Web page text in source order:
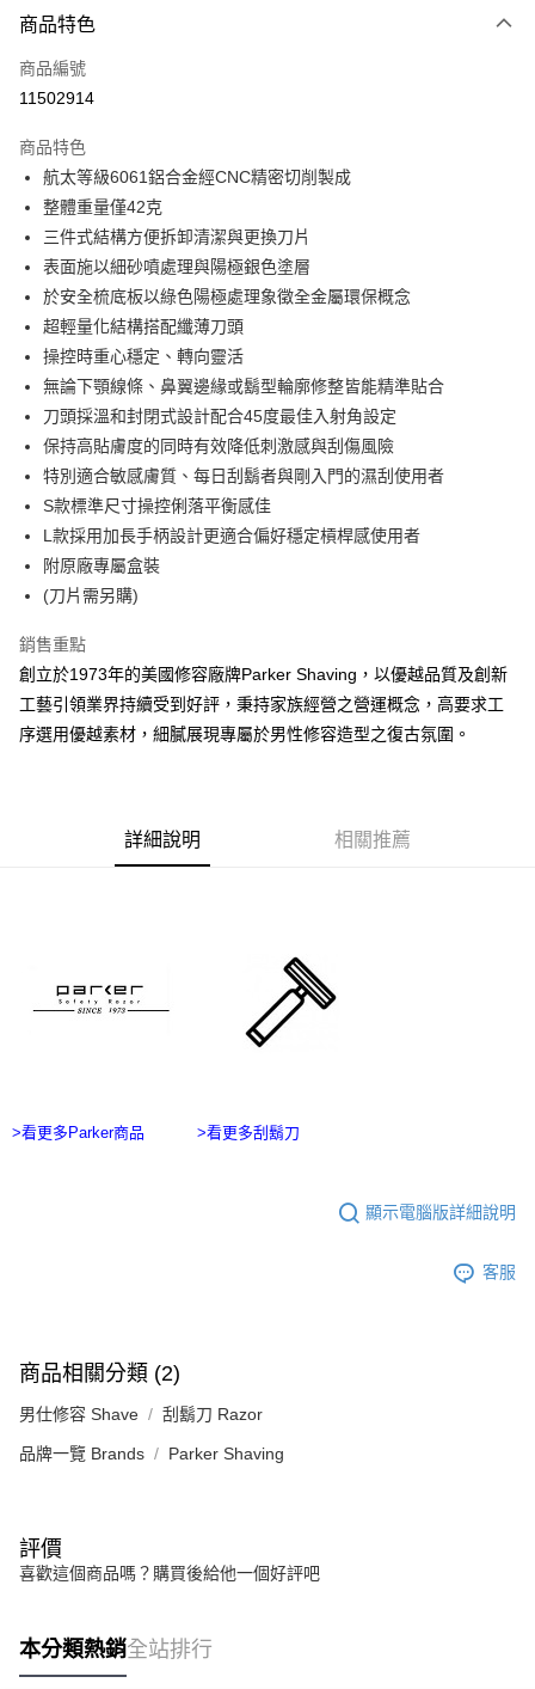
信用卡一次付款
信用卡分期付款
合作金庫商業銀行
華南商業銀行
彰化商業銀行
上海商業儲蓄銀行
國泰世華商業銀行
兆豐國際商業銀行
臺灣中小企業銀行
台中商業銀行
匯豐（台灣）商業銀行
華泰商業銀行
聯邦商業銀行
遠東國際商業銀行
元大商業銀行
玉山商業銀行
台新國際商業銀行
中國信託商業銀行
台灣樂天信用卡公司
6 期 0 利率 每期
華南商業銀行
上海商業儲蓄銀行
台北富邦商業銀行
國泰世華商業銀行
兆豐國際商業銀行
臺灣中小企業銀行
台中商業銀行
匯豐（台灣）商業銀行
聯邦商業銀行
元大商業銀行
玉山商業銀行
星展（台灣）商業銀行
台新國際商業銀行
中國信託商業銀行
台灣樂天信用卡公司
超商取貨付款
LINE Pay
Apple Pay
悠遊付
AFTEE先享後付
相關說明
【關於「AFTEE先享後付」】
AFTEE先享後付是「在收到商品之後才付款」的支付方式。 讓您購物簡單
便利好安心！
１．簡單：不需註冊會員、不需綁卡、不需儲值。
３．安心：先確認商品／服務後，再付款。
【「AFTEE先享後付」結帳流程】
１．於結帳方式選擇「AFTEE先享後付」後，將跳轉至「AFTEE先享後付」
２．訂單成立數日內，您將收到繳費通知簡訊。
３．收到繳費通知簡訊後14天內，點擊此簡訊中的連結，可透過四大超商／
ATM／網路銀行／等多元方式進行付款，方視為交易完成。
※ 請注意：結帳手續完成當下不需立刻繳費，但若您需要取消訂單，請聯絡
購買商品的店家。未經商家同意取消之訂單仍視為有效，需透過AFTEE先享
３．未成年的使用者請事先徵得法定代理人或監護人之同意方可使用
「AFTEE先享後付」，若未經同意申辦者引起之損失，本公司不負相關責
５．嚴禁一人註冊多個帳號或使用他人資訊註冊。若發現惡意使用之情形，
恩沛科技股份有限公司將有權停止該用戶之使用額度並採取法律行動。
ATM付款
運送方式
全家付款取貨
每筆NT$60，滿NT$2,500(含以上)免運費
宅配
每筆NT$100，滿NT$2,500(含以上)免運費
商品特色
商品編號
11502914
商品特色
航太等級6061鋁合金經CNC精密切削製成
整體重量僅42克
三件式結構方便拆卸清潔與更換刀片
表面施以細砂噴處理與陽極銀色塗層
於安全梳底板以綠色陽極處理象徵全金屬環保概念
超輕量化結構搭配纖薄刀頭
操控時重心穩定、轉向靈活
無論下顎線條、鼻翼邊緣或鬍型輪廓修整皆能精準貼合
刀頭採溫和封閉式設計配合45度最佳入射角設定
保持高貼膚度的同時有效降低刺激感與刮傷風險
特別適合敏感膚質、每日刮鬍者與剛入門的濕刮使用者
S款標準尺寸操控俐落平衡感佳
L款採用加長手柄設計更適合偏好穩定槓桿感使用者
附原廠專屬盒裝
(刀片需另購)
銷售重點
創立於1973年的美國修容廠牌Parker Shaving，以優越品質及創新
工藝引領業界持續受到好評，秉持家族經營之營運概念，高要求工
序選用優越素材，細膩展現專屬於男性修容造型之復古氛圍。
詳細說明 相關推薦
>看更多Parker商品 >看更多刮鬍刀
顯示電腦版詳細說明
客服
商品相關分類 (2)
男仕修容 Shave 刮鬍刀 Razor
品牌一覽 Brands Parker Shaving
評價
喜歡這個商品嗎？購買後給他一個好評吧
本分類熱銷全站排行